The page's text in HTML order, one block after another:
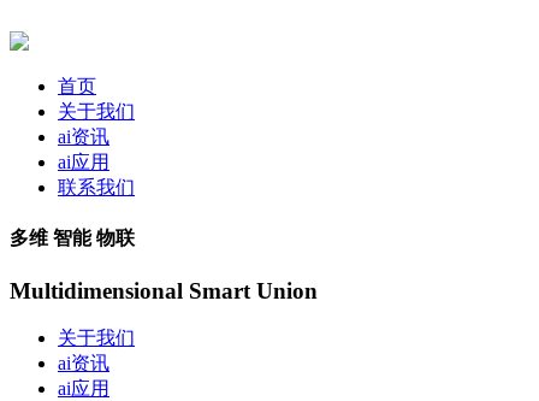
首页
关于我们
ai资讯
ai应用
联系我们
多维 智能 物联
Multidimensional Smart Union
关于我们
ai资讯
ai应用